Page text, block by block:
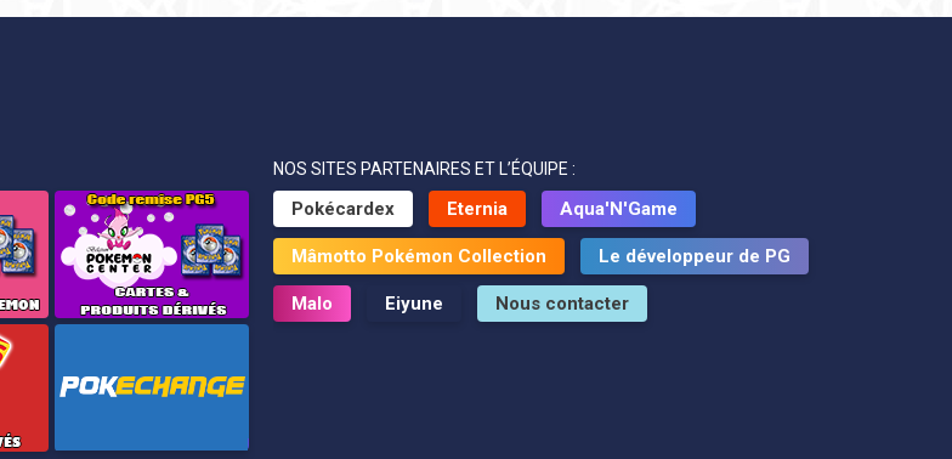
NOS SITES PARTENAIRES ET L’ÉQUIPE :
Pokécardex Eternia Aqua'N'Game
Mâmotto Pokémon Collection Le développeur de PG
Malo Eiyune Nous contacter